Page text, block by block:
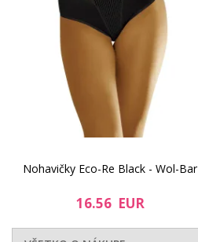
Nohavičky Eco-Re Black - Wol-Bar
16.56 EUR